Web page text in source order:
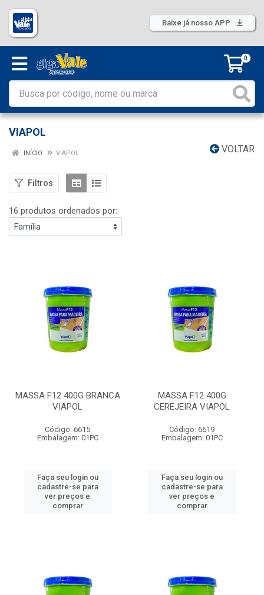
Baixe já nosso APP
0
VIAPOL
VOLTAR
INÍCIO VIAPOL
Filtros
16 produtos ordenados por:
MASSA F12 400G BRANCA
VIAPOL
Código: 6615
Embalagem: 01PC
Faça seu login ou
cadastre-se para
ver preços e
comprar
MASSA F12 400G
CEREJEIRA VIAPOL
Código: 6619
Embalagem: 01PC
Faça seu login ou
cadastre-se para
ver preços e
comprar